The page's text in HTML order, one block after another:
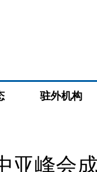
驻外机构
峰会成